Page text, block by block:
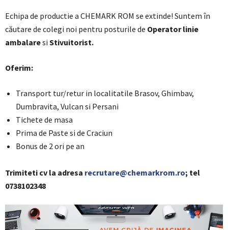
Echipa de productie a CHEMARK ROM se extinde! Suntem în
căutare de colegi noi pentru posturile de Operator linie
ambalaresi Stivuitorist.
Oferim:
Transport tur/retur in localitatile Brasov, Ghimbav,
Dumbravita, Vulcan si Persani
Tichete de masa
Prima de Paste si de Craciun
Bonus de 2 ori pe an
Trimiteti cv la adresa recrutare@chemarkrom.ro; tel
0738102348